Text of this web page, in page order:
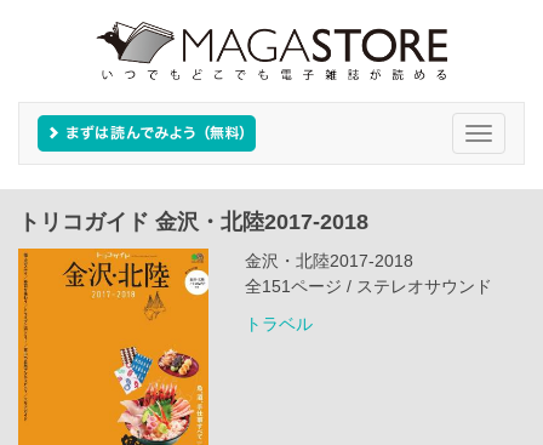
Toggle
トリコガイド 金沢・北陸2017-2018
金沢・北陸2017-2018
全151ページ / ステレオサウンド
トラベル